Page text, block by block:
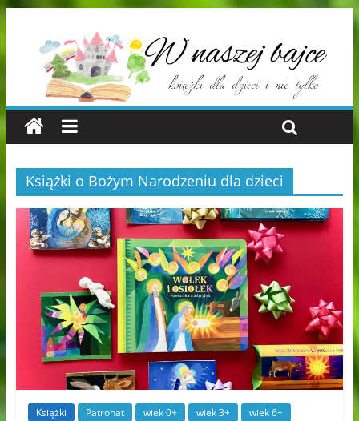
Książki o Bożym Narodzeniu dla dzieci
Książki Patronat wiek 0+ wiek 3+ wiek 6+